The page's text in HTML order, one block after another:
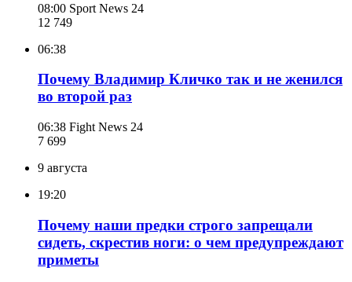
08:00 Sport News 24
12 749
06:38
Почему Владимир Кличко так и не женился
во второй раз
06:38 Fight News 24
7 699
9 августа
19:20
Почему наши предки строго запрещали
сидеть, скрестив ноги: о чем предупреждают
приметы